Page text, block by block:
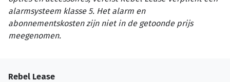
alarmsysteem klasse 5. Het alarm en
abonnementskosten zijn niet in de getoonde prijs
meegenomen.
Rebel Lease